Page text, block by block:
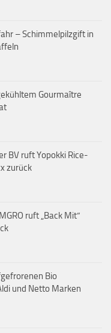
– Schimmelpilzgift in
Gourmaître
BV ruft Yopokki Rice-
zurück
ruft „Back Mit“
Bio
und Netto Marken